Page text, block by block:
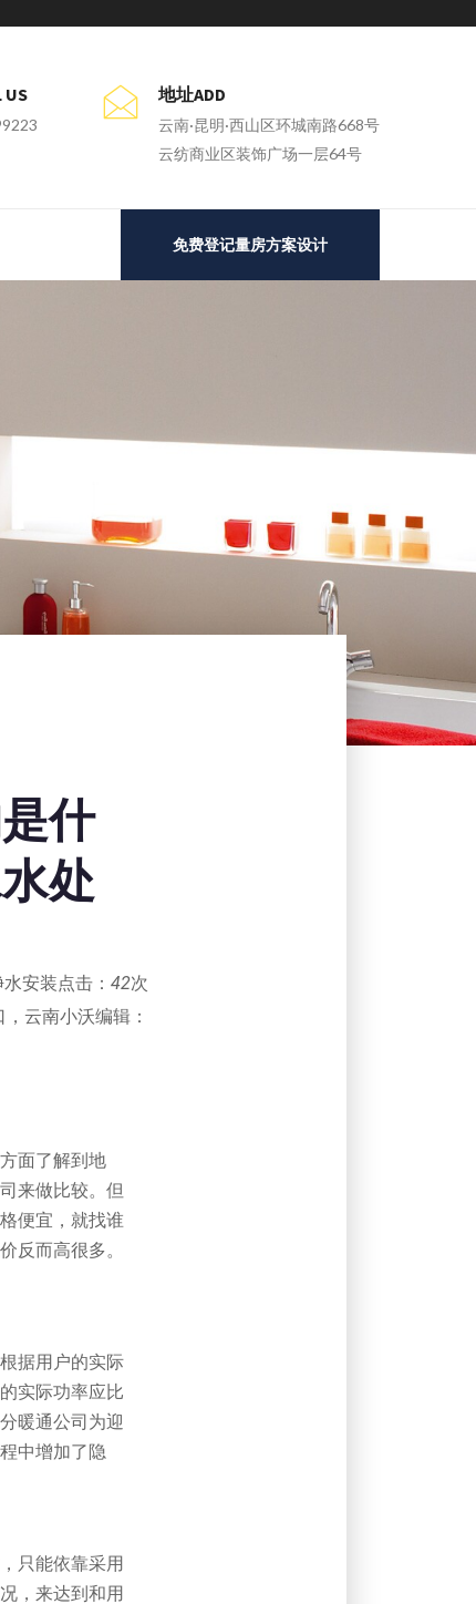
US 地址ADD
云南·昆明·西山区环城南路668号
云纺商业区装饰广场一层64号
免费登记量房方案设计
什
处
安装点击：42次
云南小沃编辑：
面了解到地
来做比较。但
便宜，就找谁
反而高很多。
据用户的实际
实际功率应比
暖通公司为迎
中增加了隐
只能依靠采用
，来达到和用